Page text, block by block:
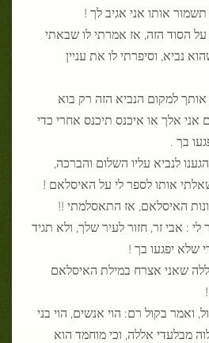
אותו אני אגיב לך !
הסוד הזה, אז אמרתי לו שבאתי
נביא, וסיפרתי לו את עניין
למקום הנביא הזה רק בוא
אני אלך או איכנס תיכנס אחרי כדי
בך .
לנביא עליו השלום והברכה,
אותו לספר לי על האיסלאם !
האיסלאם, אז התאסלמתי !!
: אבי זר, חזור לעיר שלך, ולא תגיד
יפגעו בך !
שאני אצרח במילת האיסלאם
ואמר בקול רם: הוי אנשים, הוי בני
מבלעדי אללה, וכי מוחמד הוא